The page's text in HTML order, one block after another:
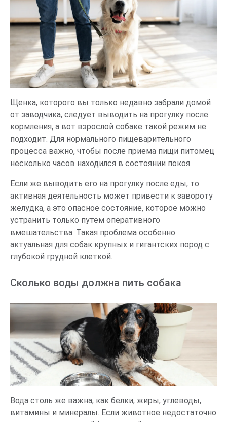
Щенка, которого вы только недавно забрали домой
от заводчика, следует выводить на прогулку после
кормления, а вот взрослой собаке такой режим не
подходит. Для нормального пищеварительного
процесса важно, чтобы после приема пищи питомец
несколько часов находился в состоянии покоя.
Если же выводить его на прогулку после еды, то
активная деятельность может привести к завороту
желудка, а это опасное состояние, которое можно
устранить только путем оперативного
вмешательства. Такая проблема особенно
актуальная для собак крупных и гигантских пород с
глубокой грудной клеткой.
Сколько воды должна пить собака
Вода столь же важна, как белки, жиры, углеводы,
витамины и минералы. Если животное недостаточно